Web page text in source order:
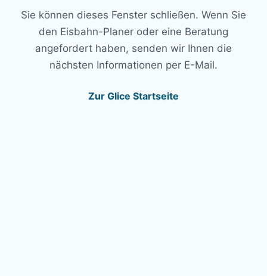
Sie können dieses Fenster schließen. Wenn Sie
den Eisbahn-Planer oder eine Beratung
angefordert haben, senden wir Ihnen die
nächsten Informationen per E-Mail.
Zur Glice Startseite